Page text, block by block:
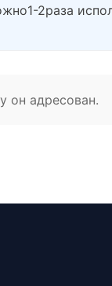
2раза
он адресован.